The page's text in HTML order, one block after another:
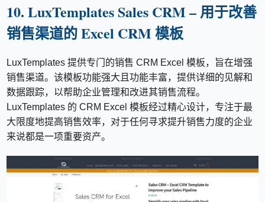
10. LuxTemplates Sales CRM – 用于改善
销售渠道的 Excel CRM 模板
LuxTemplates 提供专门的销售 CRM Excel 模板，旨在增强
销售渠道。该模板功能强大且功能丰富，提供详细的见解和
数据跟踪，以帮助企业管理和改进其销售流程。
LuxTemplates 的 CRM Excel 模板经过精心设计，专注于最
大限度地提高销售效率，对于任何寻求提升销售力度的企业
来说都是一项重要资产。